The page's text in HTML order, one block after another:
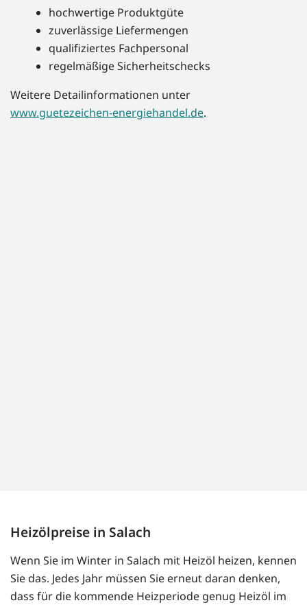
hochwertige Produktgüte
zuverlässige Liefermengen
qualifiziertes Fachpersonal
regelmäßige Sicherheitschecks
Weitere Detailinformationen unter
www.guetezeichen-energiehandel.de.
Heizölpreise in Salach
Wenn Sie im Winter in Salach mit Heizöl heizen, kennen
Sie das. Jedes Jahr müssen Sie erneut daran denken,
dass für die kommende Heizperiode genug Heizöl im